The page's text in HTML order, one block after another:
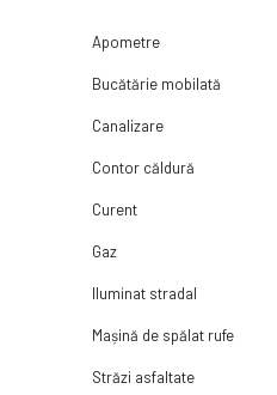
Apometre
Bucătărie mobilată
Canalizare
Contor căldură
Curent
Gaz
Iluminat stradal
Mașină de spălat rufe
Străzi asfaltate